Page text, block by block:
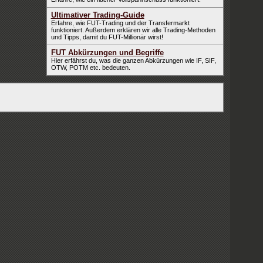
Ultimativer Trading-Guide
Erfahre, wie FUT-Trading und der Transfermarkt
funktioniert. Außerdem erklären wir alle Trading-Methoden
und Tipps, damit du FUT-Millionär wirst!
FUT Abkürzungen und Begriffe
Hier erfährst du, was die ganzen Abkürzungen wie IF, SIF,
OTW, POTM etc. bedeuten.